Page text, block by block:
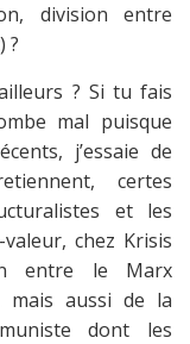
division entre
?
? Si tu fais
mal puisque
j’essaie de
certes
et les
chez Krisis
entre le Marx
mais aussi de la
dont les